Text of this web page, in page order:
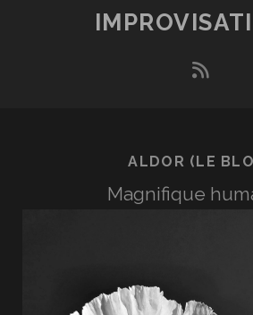
rss
ALDOR (LE
Magnifique